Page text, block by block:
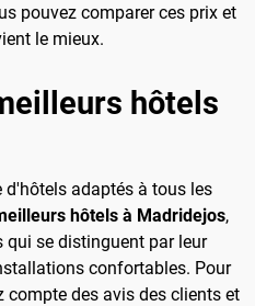
pouvez comparer ces prix et
le mieux.
hôtels
adaptés à tous les
hôtels à Madridejos,
qui se distinguent par leur
confortables. Pour
compte des avis des clients et